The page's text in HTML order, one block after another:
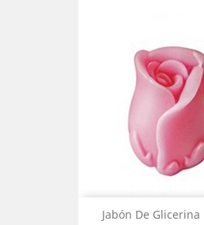
Jabón De